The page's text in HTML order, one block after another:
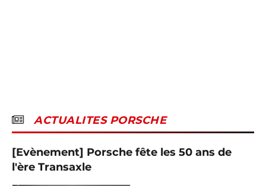
ACTUALITES PORSCHE
[Evènement] Porsche fête les 50 ans de
l'ère Transaxle